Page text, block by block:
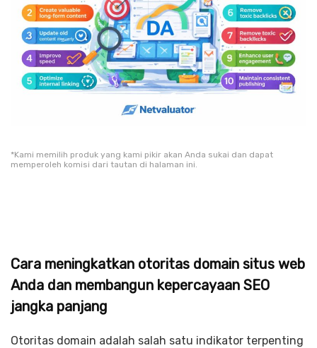
*Kami memilih produk yang kami pikir akan Anda sukai dan dapat
memperoleh komisi dari tautan di halaman ini.
Cara meningkatkan otoritas domain situs web
Anda dan membangun kepercayaan SEO
jangka panjang
Otoritas domain adalah salah satu indikator terpenting